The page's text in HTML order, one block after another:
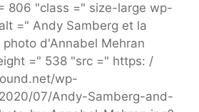
806 "class =" size-large wp-
=" Andy Samberg et la
d'Annabel Mehran
=" 538 "src =" https: /
wp-
07/Andy-Samberg-and-